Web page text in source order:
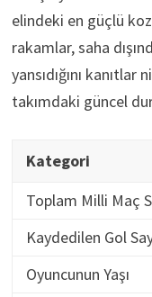
elindeki en güçlü
rakamlar, saha
yansıdığını
takımdaki güncel
Kategori
Toplam Milli Maç
Kaydedilen Gol
Oyuncunun Yaşı